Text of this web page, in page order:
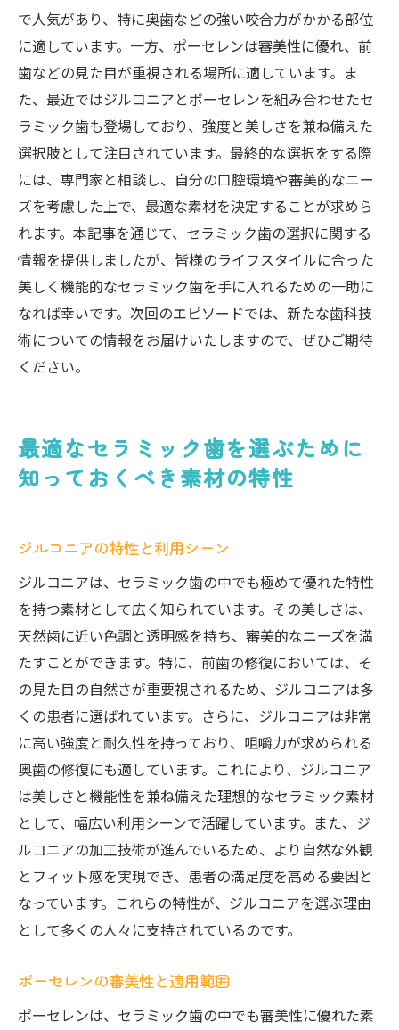
で人気があり、特に奥歯などの強い咬合力がかかる部位
に適しています。一方、ポーセレンは審美性に優れ、前
歯などの見た目が重視される場所に適しています。ま
た、最近ではジルコニアとポーセレンを組み合わせたセ
ラミック歯も登場しており、強度と美しさを兼ね備えた
選択肢として注目されています。最終的な選択をする際
には、専門家と相談し、自分の口腔環境や審美的なニー
ズを考慮した上で、最適な素材を決定することが求めら
れます。本記事を通じて、セラミック歯の選択に関する
情報を提供しましたが、皆様のライフスタイルに合った
美しく機能的なセラミック歯を手に入れるための一助に
なれば幸いです。次回のエピソードでは、新たな歯科技
術についての情報をお届けいたしますので、ぜひご期待
ください。
最適なセラミック歯を選ぶために
知っておくべき素材の特性
ジルコニアの特性と利用シーン
ジルコニアは、セラミック歯の中でも極めて優れた特性
を持つ素材として広く知られています。その美しさは、
天然歯に近い色調と透明感を持ち、審美的なニーズを満
たすことができます。特に、前歯の修復においては、そ
の見た目の自然さが重要視されるため、ジルコニアは多
くの患者に選ばれています。さらに、ジルコニアは非常
に高い強度と耐久性を持っており、咀嚼力が求められる
奥歯の修復にも適しています。これにより、ジルコニア
は美しさと機能性を兼ね備えた理想的なセラミック素材
として、幅広い利用シーンで活躍しています。また、ジ
ルコニアの加工技術が進んでいるため、より自然な外観
とフィット感を実現でき、患者の満足度を高める要因と
なっています。これらの特性が、ジルコニアを選ぶ理由
として多くの人々に支持されているのです。
ポーセレンの審美性と適用範囲
ポーセレンは、セラミック歯の中でも審美性に優れた素